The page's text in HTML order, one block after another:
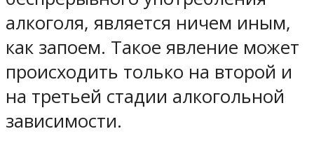
алкоголя, является ничем иным,
как запоем. Такое явление может
происходить только на второй и
на третьей стадии алкогольной
зависимости.